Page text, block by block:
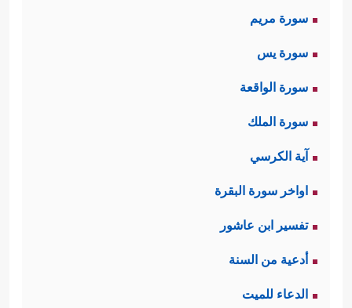
سورة مريم
سورة يس
سورة الواقعة
سورة الملك
آية الكرسي
اواخر سورة البقرة
تفسير ابن عاشور
أدعية من السنة
الدعاء للميت